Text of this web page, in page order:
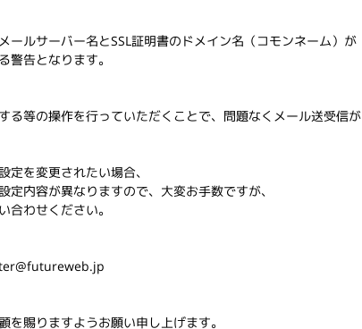
ールサーバー名とSSL証明書のドメイン名（コモンネーム）が
警告となります。
る等の操作を行っていただくことで、問題なくメール送受信が
を変更されたい場合、
定内容が異なりますので、大変お手数ですが、
合わせください。
賜りますようお願い申し上げます。